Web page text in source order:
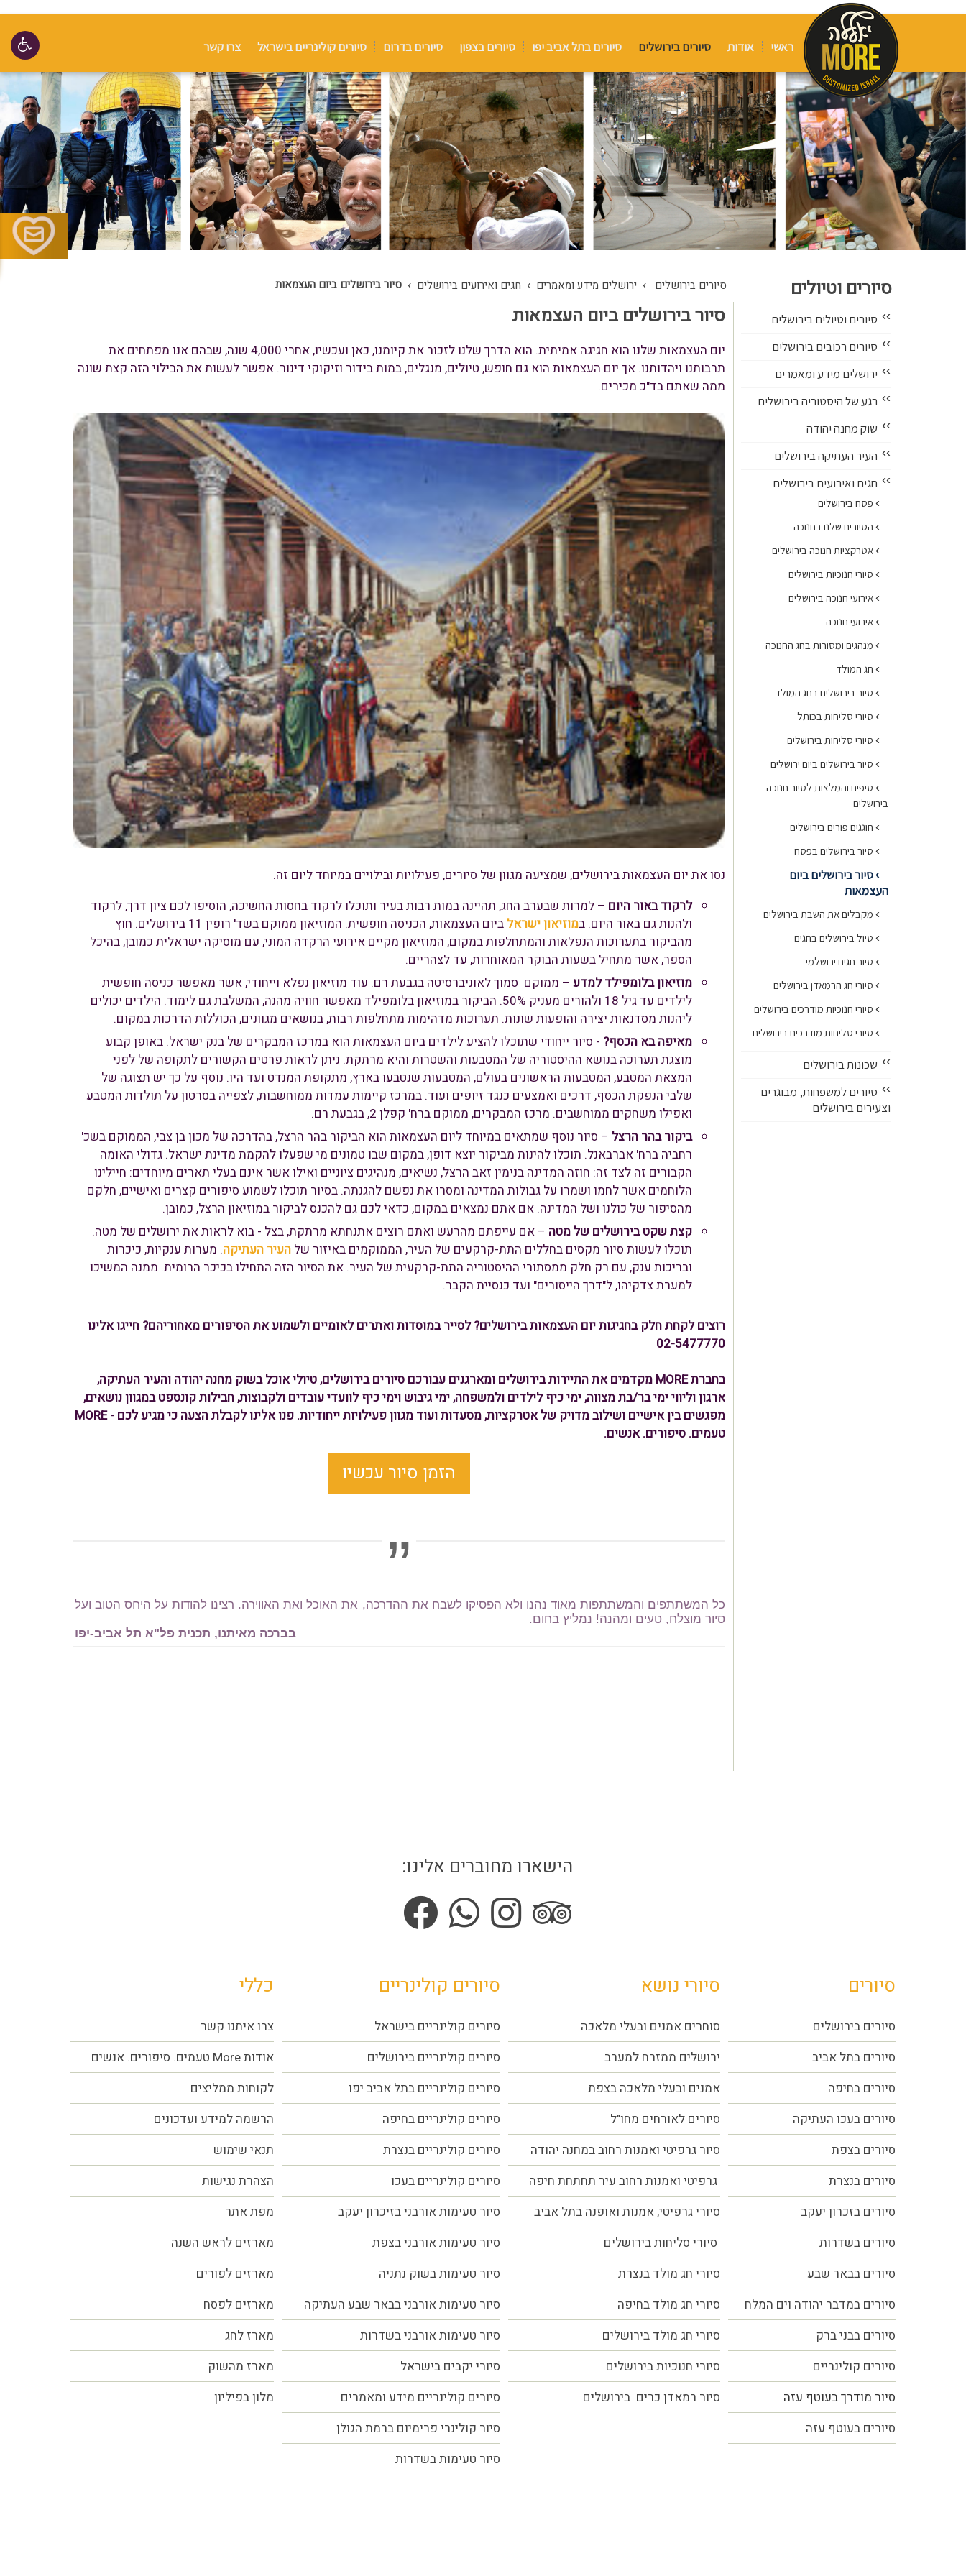
ראשי אודות סיורים בירושלים סיורים בתל אביב יפו סיורים בצפון סיורים בדרום סיורים קולינריים בישראל צרו קשר
סיורים וטיולים
›› סיורים וטיולים בירושלים
›› סיורים רכובים בירושלים
›› ירושלים מידע ומאמרים
›› רגע של היסטוריה בירושלים
›› שוק מחנה יהודה
›› העיר העתיקה בירושלים
›› חגים ואירועים בירושלים
› פסח בירושלים
› הסיורים שלנו בחנוכה
›אטרקציות חנוכה בירושלים
› סיורי חנוכיות בירושלים
›אירועי חנוכה בירושלים
›אירועי חנוכה
› מנהגים ומסורות בחג החנוכה
› חג המולד
› סיור בירושלים בחג המולד
› סיורי סליחות בכותל
› סיורי סליחות בירושלים
› סיור בירושלים ביום ירושלים
› טיפים והמלצות לסיור חנוכה
בירושלים
› חוגגים פורים בירושלים
› סיור בירושלים בפסח
›סיור בירושלים ביום
העצמאות
› מקבלים את השבת בירושלים
› טיול בירושלים בחגים
› סיור חגים ירושלמי
› סיורי חג הרמאדן בירושלים
› סיורי חנוכיות מודרכים בירושלים
› סיורי סליחות מודרכים בירושלים
›› שכונות בירושלים
›› סיורים למשפחות, מבוגרים
וצעירים בירושלים
סיורים בירושלים › ירושלים מידע ומאמרים › חגים ואירועים בירושלים › סיור בירושלים ביום העצמאות
סיור בירושלים ביום העצמאות
יום העצמאות שלנו הוא חגיגה אמיתית. הוא הדרך שלנו לזכור את קיומנו, כאן ועכשיו, אחרי 4,000 שנה, שבהם אנו מפתחים את
תרבותנו ויהדותנו. אך יום העצמאות הוא גם חופש, טיולים, מנגלים, במות בידור וזיקוקי דינור. אפשר לעשות את הבילוי הזה קצת שונה
ממה שאתם בד"כ מכירים.
נסו את יום העצמאות בירושלים, שמציעה מגוון של סיורים, פעילויות ובילויים במיוחד ליום זה.
לרקוד באור היום – למרות שבערב החג, תהיינה במות רבות בעיר ותוכלו לרקוד בחסות החשיכה, הוסיפו לכם ציון דרך, לרקוד
ולהנות גם באור היום. במוזיאון ישראל
ביום העצמאות, הכניסה חופשית. המוזיאון ממוקם בשד' רופין 11 בירושלים. חוץ
מהביקור בתערוכות הנפלאות והמתחלפות במקום, המוזיאון מקיים אירועי הרקדה המוני, עם מוסיקה ישראלית כמובן, בהיכל
הספר, אשר מתחיל בשעות הבוקר המאוחרות, עד לצהריים.
מוזיאון בלומפילד למדע– ממוקם סמוך לאוניברסיטה בגבעת רם. עוד מוזיאון נפלא וייחודי, אשר מאפשר כניסה חופשית
לילדים עד גיל 18 ולהורים מעניק 50%. הביקור במוזיאון בלומפילד מאפשר חוויה מהנה, המשלבת גם לימוד. הילדים יכולים
ליהנות מסדנאות יצירה והופעות שונות. תערוכות מדהימות מתחלפות רבות, בנושאים מגוונים, הכוללות הדרכות במקום.
מאיפה בא הכסף? - סיור ייחודי שתוכלו להציע לילדים ביום העצמאות הוא במרכז המבקרים של בנק ישראל. באופן קבוע
מוצגת תערוכה בנושא ההיסטוריה של המטבעות והשטרות והיא מרתקת. ניתן לראות פרטים הקשורים לתקופה של לפני
המצאת המטבע, המטבעות הראשונים בעולם, המטבעות שנטבעו בארץ, מתקופת המנדט ועד היו. נוסף על כך יש תצוגה של
שלבי הנפקת הכסף, דרכים ואמצעים כנגד זיופים ועוד. במרכז קיימות עמדות ממוחשבות, לצפייה בסרטון על תולדות המטבע
ואפילו משחקים ממוחשבים. מרכז המבקרים, ממוקם ברח' קפלן 2, בגבעת רם.
ביקור בהר הרצל – סיור נוסף שמתאים במיוחד ליום העצמאות הוא הביקור בהר הרצל, בהדרכה של מכון בן צבי, הממוקם בשכ'
רחביה ברח' אברבאנל. תוכלו להינות מביקור יוצא דופן, במקום שבו טמונים מי שפעלו להקמת מדינת ישראל. גדולי האומה
הקבורים זה לצד זה: חוזה המדינה בנימין זאב הרצל, נשיאים, מנהיגים ציוניים ואילו אשר אינם בעלי תארים מיוחדים: חיילינו
הלוחמים אשר לחמו ושמרו על גבולות המדינה ומסרו את נפשם להגנתה. בסיור תוכלו לשמוע סיפורים קצרים ואישיים, חלקם
מהסיפור של כולנו ושל המדינה. אם אתם נמצאים במקום, כדאי לכם גם להכנס לביקור במוזיאון הרצל, כמובן.
קצת שקט בירושלים של מטה – אם עייפתם מהרעש ואתם רוצים אתנחתא מרתקת, בצל - בוא לראות את ירושלים של מטה.
תוכלו לעשות סיור מקסים בחללים התת-קרקעים של העיר, הממוקמים באיזור של העיר העתיקה. מערות ענקיות, כיכרות
ובריכות ענק, עם רק חלק ממסתורי ההיסטוריה התת-קרקעית של העיר. את הסיור הזה התחילו בכיכר הרומית. ממנה המשיכו
למערת צדקיהו, ל"דרך הייסורים" ועד כנסיית הקבר.
רוצים לקחת חלק בחגיגות יום העצמאות בירושלים? לסייר במוסדות ואתרים לאומיים ולשמוע את הסיפורים מאחוריהם? חייגו אלינו
02-5477770
בחברת MORE מקדמים את התיירות בירושלים ומארגנים עבורכם סיורים בירושלים, טיולי אוכל בשוק מחנה יהודה והעיר העתיקה,
ארגון וליווי ימי בר/בת מצווה, ימי כיף לילדים ולמשפחה, ימי גיבוש וימי כיף לוועדי עובדים ולקבוצות, חבילות קונספט במגוון נושאים,
מפגשים בין אישיים ושילוב מדויק של אטרקציות, מסעדות ועוד מגוון פעילויות ייחודיות. פנו אלינו לקבלת הצעה כי מגיע לכם - MORE
טעמים. סיפורים. אנשים.
הזמן סיור עכשיו
הישארו מחוברים אלינו:
סיורים
סיורים בירושלים
סיורים בתל אביב
סיורים בחיפה
סיורים בעכו העתיקה
סיורים בצפת
סיורים בנצרת
סיורים בזכרון יעקב
סיורים בשדרות
סיורים בבאר שבע
סיורים במדבר יהודה וים המלח
סיורים בבני ברק
סיורים קולינריים
סיור מודרך בעוטף עזה
סיורים בעוטף עזה
סיורי נושא
סוחרים אמנים ובעלי מלאכה
ירושלים ממזרח למערב
אמנים ובעלי מלאכה בצפת
סיורים לאורחים מחו"ל
סיור גרפיטי ואמנות רחוב במחנה יהודה
גרפיטי ואמנות רחוב עיר תחתחת חיפה
סיורי גרפיטי, אמנות ואופנה בתל אביב
סיורי סליחות בירושלים
סיורי חג מולד בנצרת
סיורי חג מולד בחיפה
סיורי חג מולד בירושלים
סיורי חנוכיות בירושלים
סיור רמאדן כרים בירושלים
סיורים קולינריים
סיורים קולינריים בישראל
סיורים קולינריים בירושלים
סיורים קולינריים בתל אביב יפו
סיורים קולינריים בחיפה
סיורים קולינריים בנצרת
סיורים קולינריים בעכו
סיור טעימות אורבני בזיכרון יעקב
סיור טעימות אורבני בצפת
סיור טעימות בשוק נתניה
סיור טעימות אורבני בבאר שבע העתיקה
סיור טעימות אורבני בשדרות
סיורי יקבים בישראל
סיורים קולינריים מידע ומאמרים
סיור קולינרי פרימיום ברמת הגולן
סיור טעימות בשדרות
כללי
צרו איתנו קשר
אודות More טעמים. סיפורים. אנשים
לקוחות ממליצים
הרשמה למידע ועדכונים
תנאי שימוש
הצהרת נגישות
מפת אתר
מארזים לראש השנה
מארזים לפורים
מארזים לפסח
מארז לחג
מארז מהשוק
מלון בפיליון